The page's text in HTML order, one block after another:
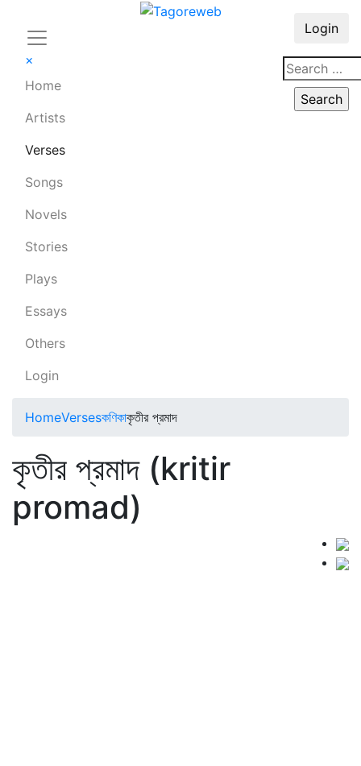
×
Home
Artists
Verses
Songs
Novels
Stories
Plays
Essays
Others
Login
Login
HomeVersesকণিকাকৃতীর প্রমাদ
কৃতীর প্রমাদ (kritir
promad)